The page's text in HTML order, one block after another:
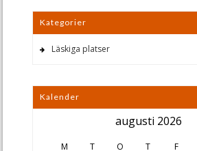
Kategorier
Läskiga platser
Kalender
augusti 2026
M T O T F